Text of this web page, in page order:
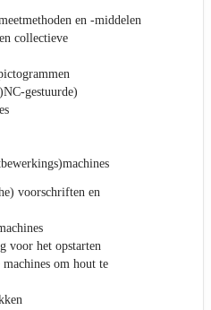
en -middelen
collectieve
gestuurde)
voorschriften en
voor het opstarten
om hout te